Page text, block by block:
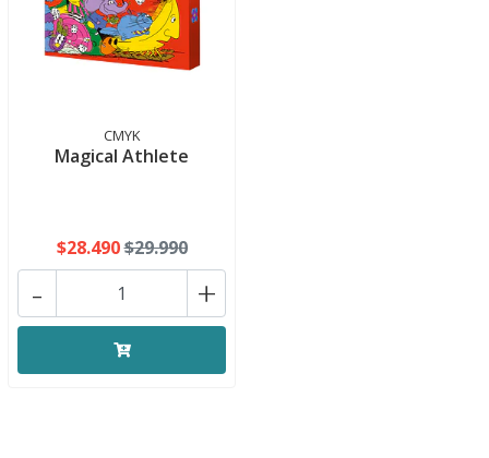
CMYK
Magical Athlete
$28.490$29.990
+
-